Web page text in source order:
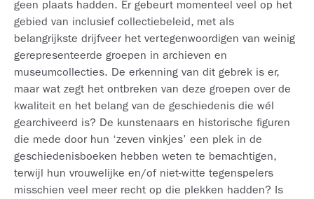
geen plaats hadden. Er gebeurt momenteel veel op het
gebied van inclusief collectiebeleid, met als
belangrijkste drijfveer het vertegenwoordigen van weinig
gerepresenteerde groepen in archieven en
museumcollecties. De erkenning van dit gebrek is er,
maar wat zegt het ontbreken van deze groepen over de
kwaliteit en het belang van de geschiedenis die wél
gearchiveerd is? De kunstenaars en historische figuren
die mede door hun ‘zeven vinkjes’ een plek in de
geschiedenisboeken hebben weten te bemachtigen,
terwijl hun vrouwelijke en/of niet-witte tegenspelers
misschien veel meer recht op die plekken hadden? Is